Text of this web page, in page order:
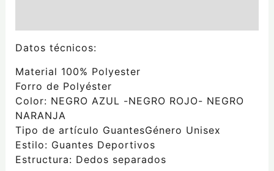
Datos técnicos:
Material 100% Polyester
Forro de Polyéster
Color: NEGRO AZUL -NEGRO ROJO- NEGRO
NARANJA
Tipo de artículo GuantesGénero Unisex
Estilo: Guantes Deportivos
Estructura: Dedos separados